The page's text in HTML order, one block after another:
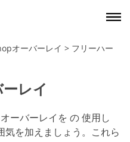
オーバーレイ > フリーハー
レイ
ーバーレイを の 使用し
気を加えましょう。これら